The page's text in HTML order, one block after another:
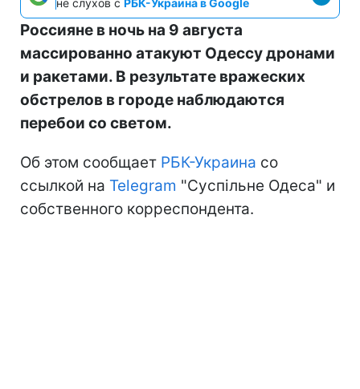
Россияне в ночь на 9 августа
массированно атакуют Одессу дронами
и ракетами. В результате вражеских
обстрелов в городе наблюдаются
перебои со светом.
Об этом сообщает РБК-Украина со
ссылкой на Telegram "Суспільне Одеса" и
собственного корреспондента.